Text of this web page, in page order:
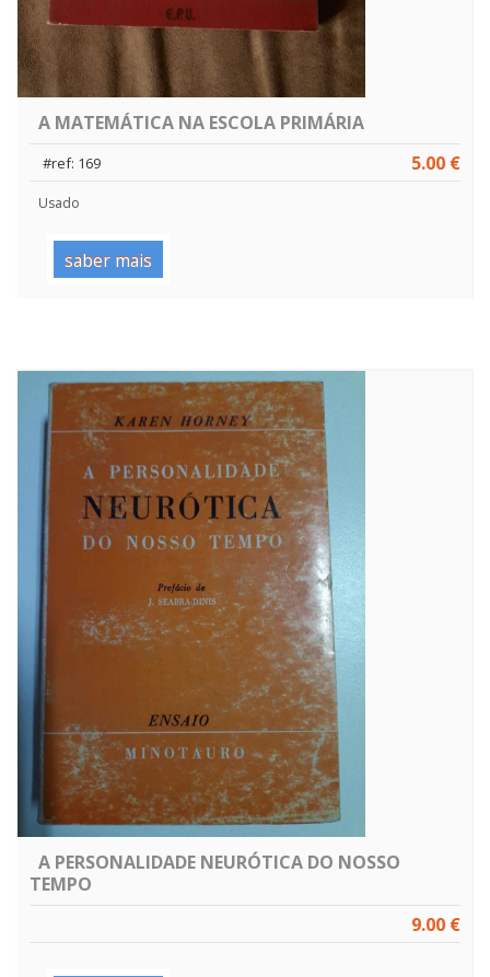
A MATEMÁTICA NA ESCOLA PRIMÁRIA
5.00 €
#ref: 169
Usado
saber mais
A PERSONALIDADE NEURÓTICA DO NOSSO
TEMPO
9.00 €